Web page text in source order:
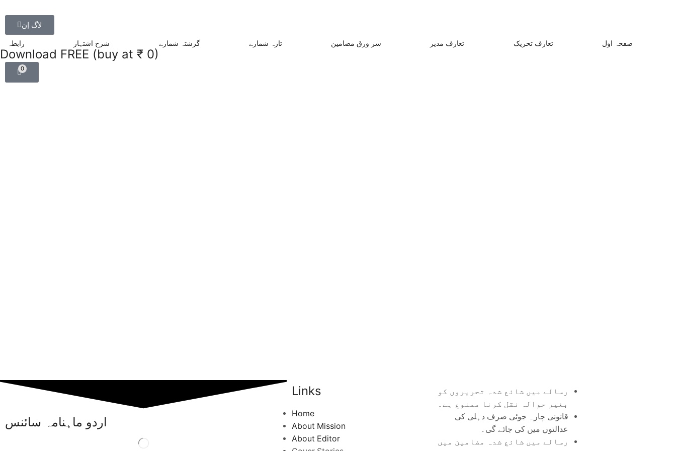
لاگ اِن
رابطہ شرح اشتہار گزشتہ شمارے تازہ شمارے سر ورق مضامین تعارف مدیر تعارف تحریک صفحہ اول
0
Download FREE (buy at ₹ 0)
اردو ماہنامہ سائنس
Links
Home
About Mission
About Editor
رسالے میں شائع شدہ تحریروں کو
بغیر حوالہ نقل کرنا ممنوع ہے۔
قانونی چارہ جوئی صرف دہلی کی
عدالتوں میں کی جائے گی۔
رسالے میں شائع شدہ مضامین میں